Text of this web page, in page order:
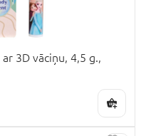
ar 3D vāciņu, 4,5 g.,